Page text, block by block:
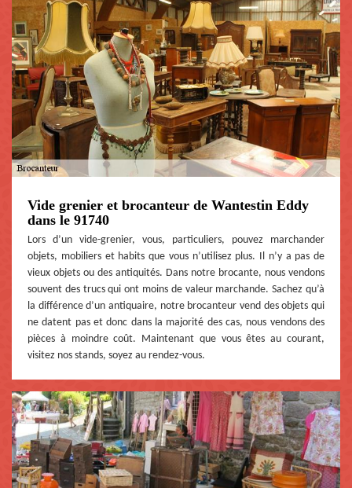
Vide grenier et brocanteur de Wantestin Eddy
dans le 91740
Lors d’un vide-grenier, vous, particuliers, pouvez marchander
objets, mobiliers et habits que vous n’utilisez plus. Il n’y a pas de
vieux objets ou des antiquités. Dans notre brocante, nous vendons
souvent des trucs qui ont moins de valeur marchande. Sachez qu’à
la différence d’un antiquaire, notre brocanteur vend des objets qui
ne datent pas et donc dans la majorité des cas, nous vendons des
pièces à moindre coût. Maintenant que vous êtes au courant,
visitez nos stands, soyez au rendez-vous.